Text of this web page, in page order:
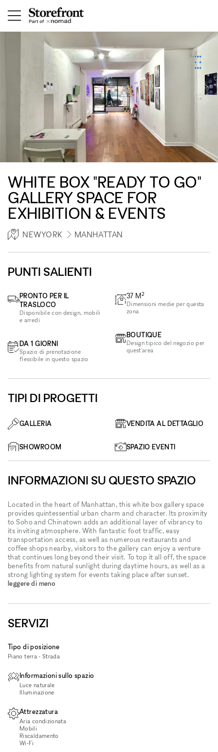
WHITE BOX "READY TO GO"
GALLERY SPACE FOR
EXHIBITION & EVENTS
NEWYORK MANHATTAN
PUNTI SALIENTI
PRONTO PER IL
TRASLOCO
Disponibile con design, mobili
e arredi
DA 1 GIORNI
Spazio di prenotazione
flessibile in questo spazio
37 M2
Dimensioni medie per questa
zona
BOUTIQUE
Design tipico del negozio per
quest'area
TIPI DI PROGETTI
GALLERIA VENDITA AL DETTAGLIO
SHOWROOM SPAZIO EVENTI
INFORMAZIONI SU QUESTO SPAZIO
Located in the heart of Manhattan, this white box gallery space
provides quintessential urban charm and character. Its proximity
to Soho and Chinatown adds an additional layer of vibrancy to
its inviting atmosphere. With fantastic foot traffic, easy
transportation access, as well as numerous restaurants and
coffee shops nearby, visitors to the gallery can enjoy a venture
that continues long beyond their visit. To top it all off, the space
benefits from natural sunlight during daytime hours, as well as a
strong lighting system for events taking place after sunset.
leggere di meno
SERVIZI
Tipo di posizione
Piano terra - Strada
Informazioni sullo spazio
Luce naturale
Illuminazione
Attrezzatura
Aria condizionata
Mobili
Riscaldamento
Wi‑Fi